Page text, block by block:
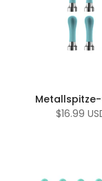
Metallspitze-
$16.99